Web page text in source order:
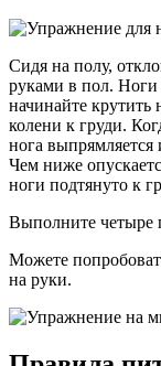
Сидя на полу,
руками в пол. Ноги
начинайте крутить
колени к груди.
нога выпрямляется
Чем ниже
ноги подтянуто к
Выполните четыре
Можете
на руки.